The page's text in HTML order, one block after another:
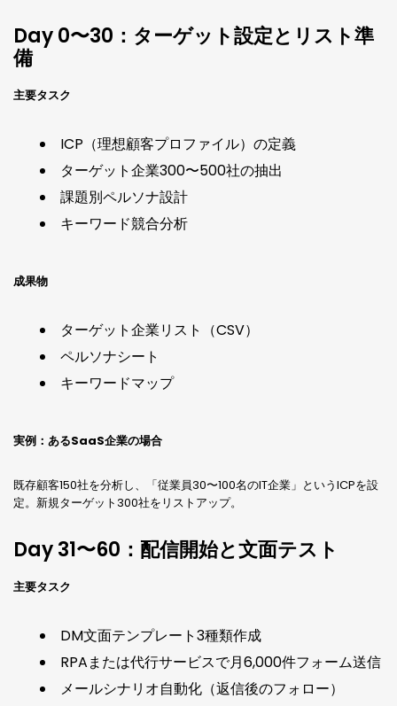
Day 0〜30：ターゲット設定とリスト準
備
主要タスク
ICP（理想顧客プロファイル）の定義
ターゲット企業300〜500社の抽出
課題別ペルソナ設計
キーワード競合分析
成果物
ターゲット企業リスト（CSV）
ペルソナシート
キーワードマップ
実例：あるSaaS企業の場合
既存顧客150社を分析し、「従業員30〜100名のIT企業」というICPを設
定。新規ターゲット300社をリストアップ。
Day 31〜60：配信開始と文面テスト
主要タスク
DM文面テンプレート3種類作成
RPAまたは代行サービスで月6,000件フォーム送信
メールシナリオ自動化（返信後のフォロー）